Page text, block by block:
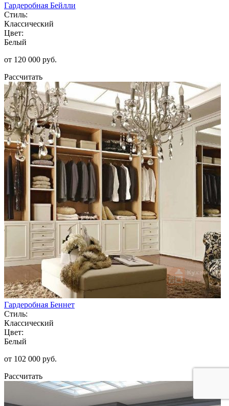
Гардеробная Бейлли
Стиль:
Классический
Цвет:
Белый
от 120 000 руб.
Рассчитать
Гардеробная Беннет
Стиль:
Классический
Цвет:
Белый
от 102 000 руб.
Рассчитать